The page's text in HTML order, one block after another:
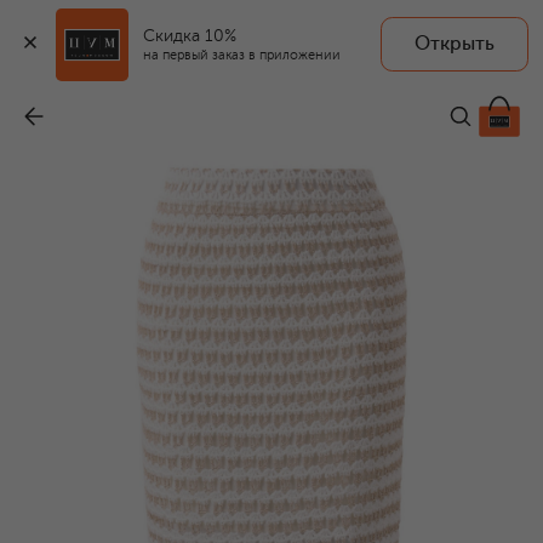
Скидка 10%
на первый заказ в приложении
Открыть
96 100 ₽